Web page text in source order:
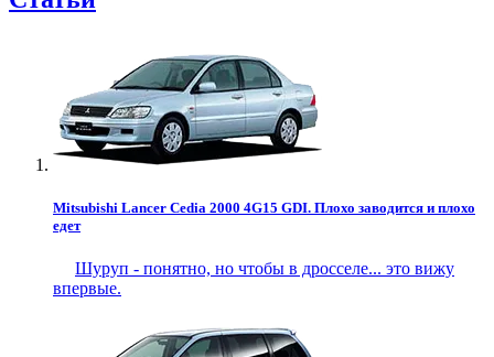
Mitsubishi Lancer Cedia 2000 4G15 GDI. Плохо заводится и плохо
едет
Шуруп - понятно, но чтобы в дросселе... это вижу
впервые.